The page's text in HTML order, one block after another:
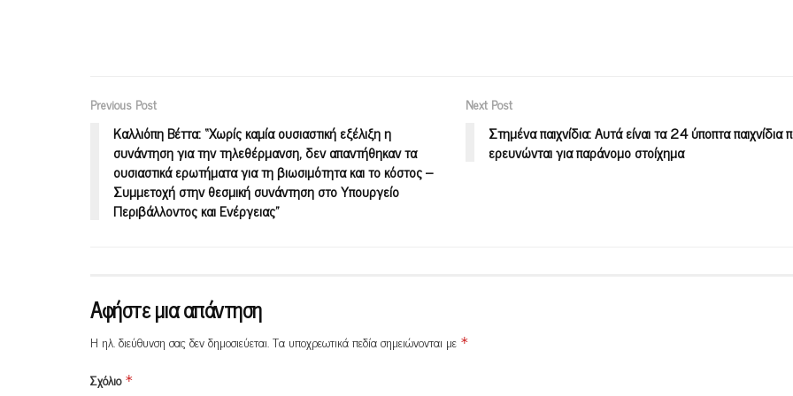
Previous Post
Καλλιόπη Βέττα: “Χωρίς καμία ουσιαστική εξέλιξη η
συνάντηση για την τηλεθέρμανση, δεν απαντήθηκαν τα
ουσιαστικά ερωτήματα για τη βιωσιμότητα και το κόστος –
Συμμετοχή στην θεσμική συνάντηση στο Υπουργείο
Περιβάλλοντος και Ενέργειας”
Next Post
Στημένα παιχνίδια: Αυτά είναι τα 24 ύποπτα παιχνίδια
ερευνώνται για παράνομο στοίχημα
Αφήστε μια απάντηση
Η ηλ. διεύθυνση σας δεν δημοσιεύεται.Τα υποχρεωτικά πεδία σημειώνονται με *
Σχόλιο *